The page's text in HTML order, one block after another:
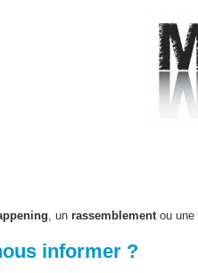
, un rassemblement ou une
informer ?